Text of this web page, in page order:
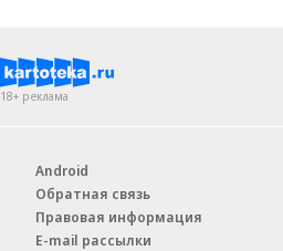
18+ реклама
Android
Обратная связь
Правовая информация
E-mail рассылки